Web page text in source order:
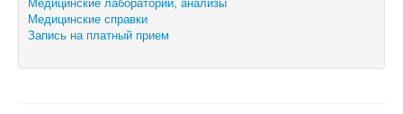
Медицинские справки
Запись на платный прием